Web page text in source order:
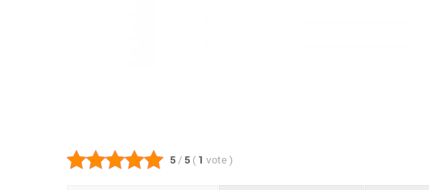
5 / 5 ( 1 vote)